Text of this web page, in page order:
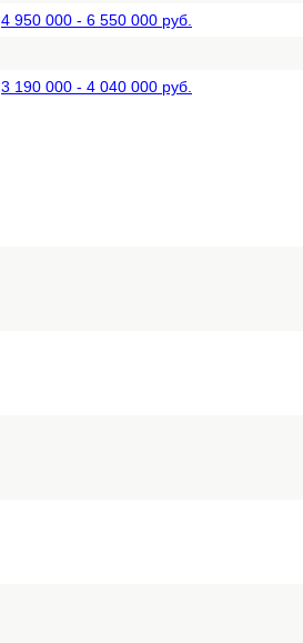
4 950 000 - 6 550 000 руб.
3 190 000 - 4 040 000 руб.